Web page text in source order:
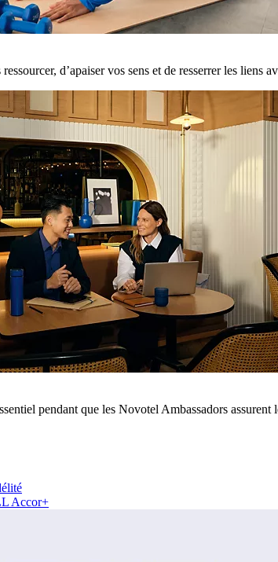
d’apaiser vos sens et de resserrer les liens
pendant que les Novotel Ambassadors
Accor+